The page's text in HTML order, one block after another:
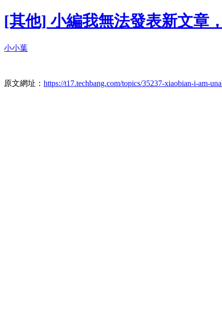
[其他] 小編我無法發表新文章
小小葉
原文網址： https://t17.techbang.com/topics/35237-xiaobian-i-am-